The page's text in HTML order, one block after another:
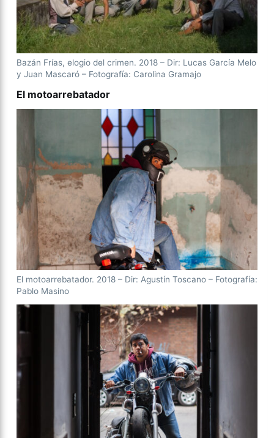
Bazán Frías, elogio del crimen. 2018 – Dir: Lucas García Melo
y Juan Mascaró – Fotografía: Carolina Gramajo
El motoarrebatador
El motoarrebatador. 2018 – Dir: Agustín Toscano – Fotografía:
Pablo Masino